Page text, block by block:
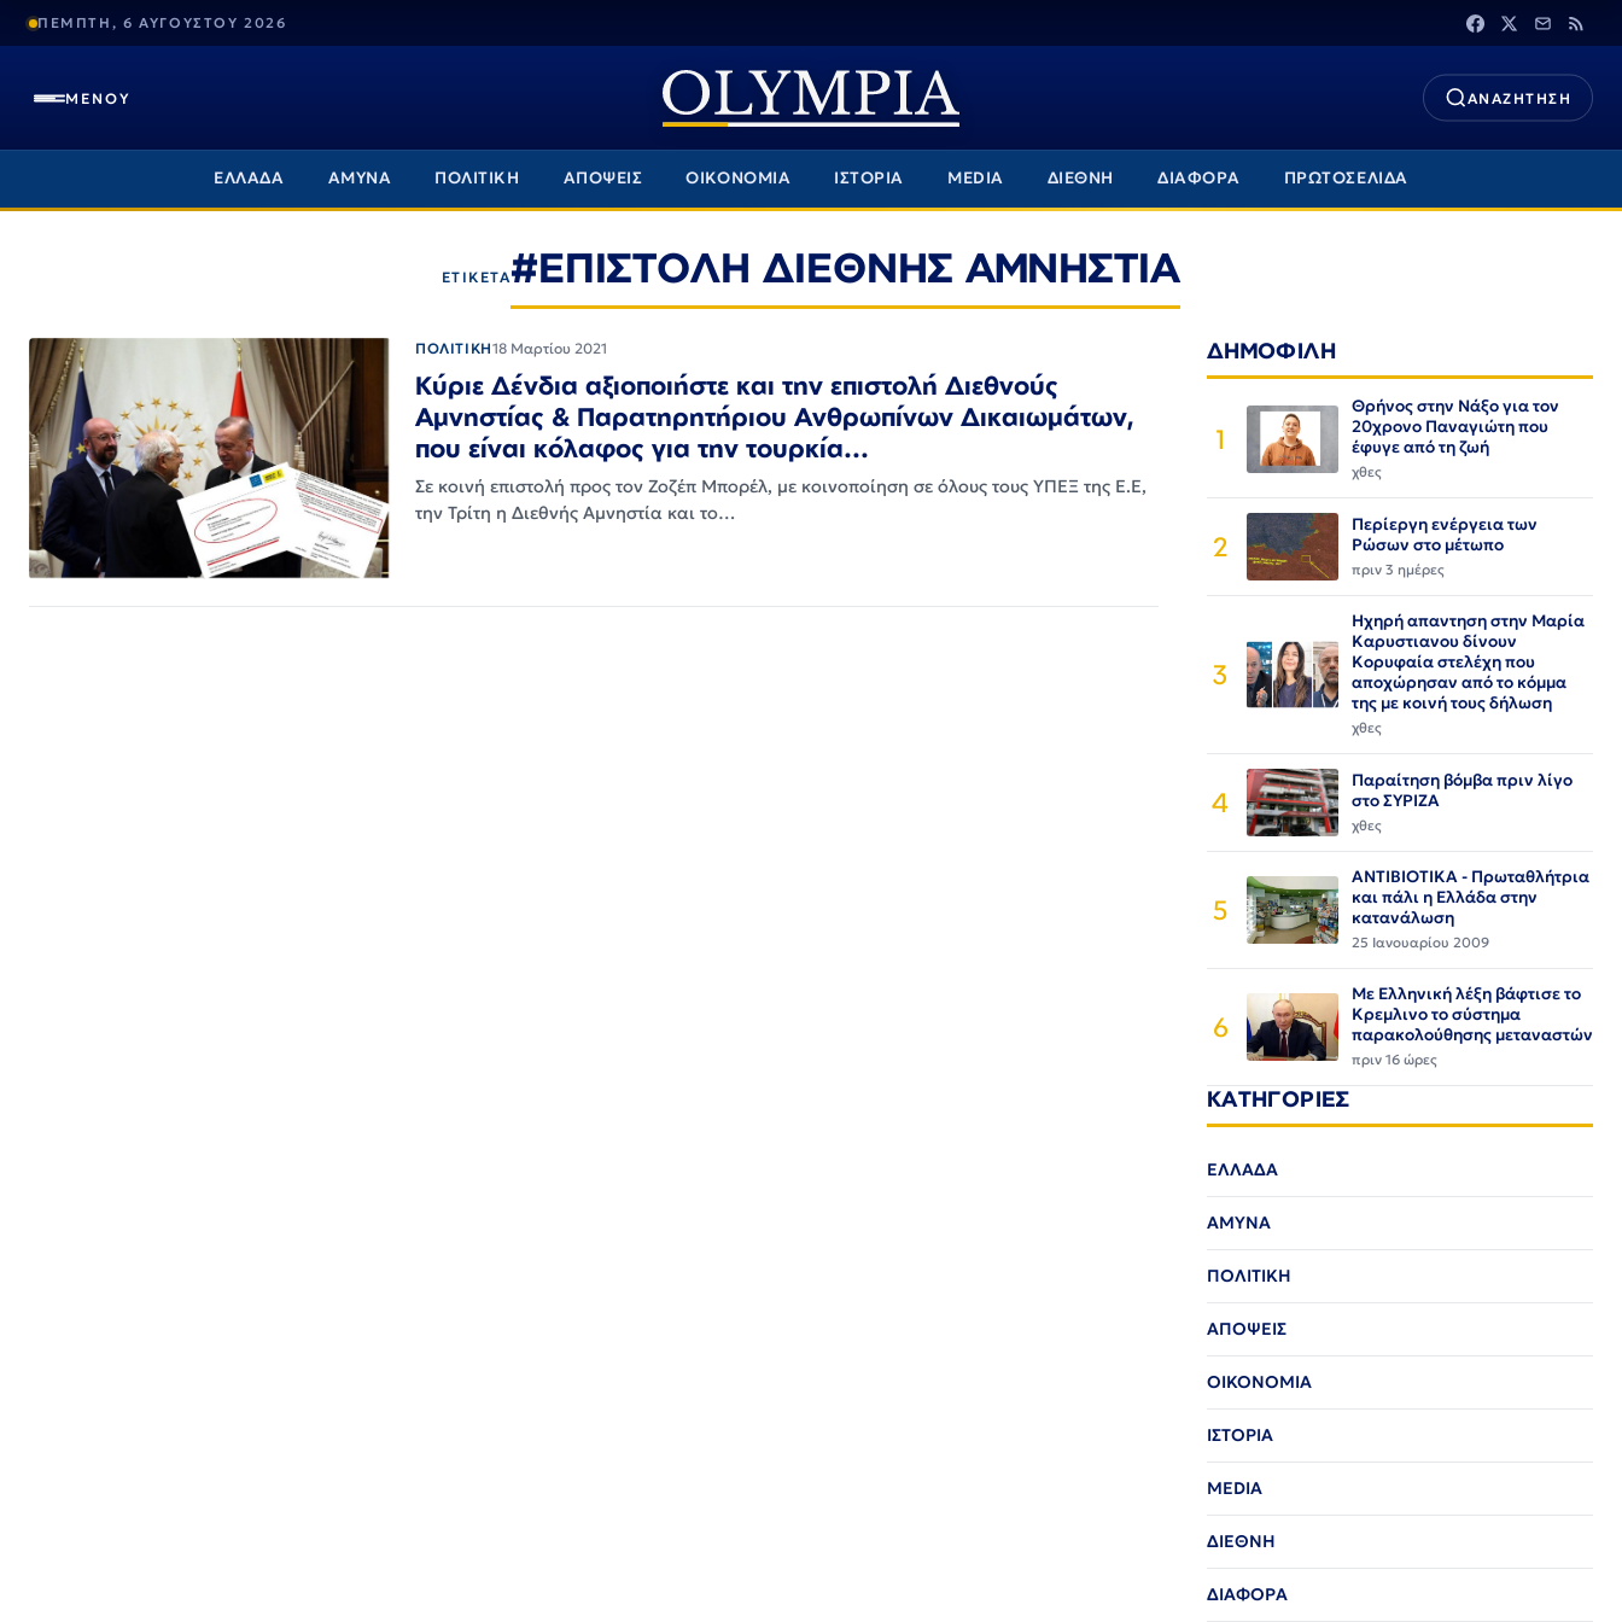
ΠΕΜΠΤΗ, 6 ΑΥΓΟΥΣΤΟΥ 2026
ΜΕΝΟΥ ΑΝΑΖΗΤΗΣΗ
ΕΛΛΑΔΑ ΑΜΥΝΑ ΠΟΛΙΤΙΚΗ ΑΠΟΨΕΙΣ ΟΙΚΟΝΟΜΙΑ ΙΣΤΟΡΙΑ MEDIA ΔΙΕΘΝΗ ΔΙΑΦΟΡΑ ΠΡΩΤΟΣΕΛΙΔΑ
ΕΤΙΚΕΤΑ#ΕΠΙΣΤΟΛΗ ΔΙΕΘΝΗΣ ΑΜΝΗΣΤΙΑ
ΠΟΛΙΤΙΚΗ18 Μαρτίου 2021
Κύριε Δένδια αξιοποιήστε και την επιστολή Διεθνούς
Αμνηστίας & Παρατηρητήριου Ανθρωπίνων Δικαιωμάτων,
που είναι κόλαφος για την τουρκία...
Σε κοινή επιστολή προς τον Ζοζέπ Μπορέλ, με κοινοποίηση σε όλους τους ΥΠΕΞ της Ε.Ε,
την Τρίτη η Διεθνής Αμνηστία και το…
ΔΗΜΟΦΙΛΗ
1
Θρήνος στην Νάξο για τον
20χρονο Παναγιώτη που
έφυγε από τη ζωή
χθες
2
Περίεργη ενέργεια των
Ρώσων στο μέτωπο
πριν 3 ημέρες
3
Ηχηρή απαντηση στην Μαρία
Καρυστιανου δίνουν
Κορυφαία στελέχη που
αποχώρησαν από το κόμμα
της με κοινή τους δήλωση
χθες
4
Παραίτηση βόμβα πριν λίγο
στο ΣΥΡΙΖΑ
χθες
5
ΑΝΤΙΒΙΟΤΙΚΑ - Πρωταθλήτρια
και πάλι η Ελλάδα στην
κατανάλωση
25 Ιανουαρίου 2009
6
Με Ελληνική λέξη βάφτισε το
Κρεμλινο το σύστημα
παρακολούθησης μεταναστών
πριν 16 ώρες
ΚΑΤΗΓΟΡΙΕΣ
ΕΛΛΑΔΑ
ΑΜΥΝΑ
ΠΟΛΙΤΙΚΗ
ΑΠΟΨΕΙΣ
ΟΙΚΟΝΟΜΙΑ
ΙΣΤΟΡΙΑ
MEDIA
ΔΙΕΘΝΗ
ΔΙΑΦΟΡΑ